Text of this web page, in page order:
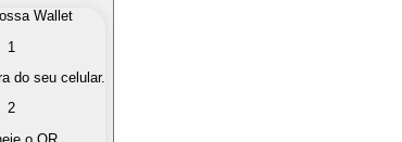
de seu interesse de forma rápida e segura.
em moeda fiduciária quando precisar.
Wallet
1
do seu celular.
2